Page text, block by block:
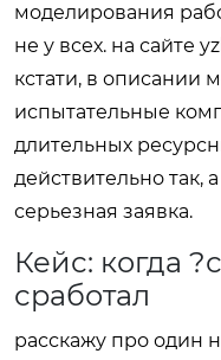
моделирования
не у всех. на сайте
кстати, в описании
испытательные
длительных
действительно так,
серьезная заявка.
Кейс: когда
сработал
расскажу про один